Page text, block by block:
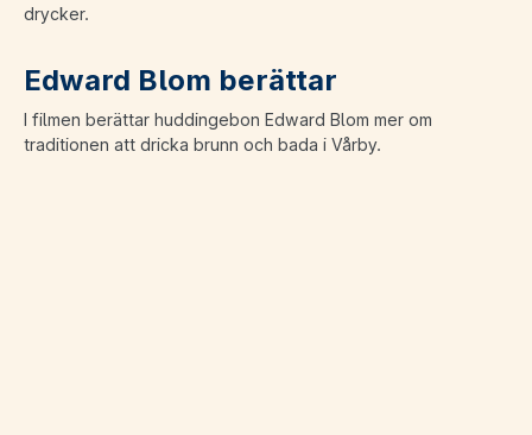
drycker.
Edward Blom berättar
I filmen berättar huddingebon Edward Blom mer om
traditionen att dricka brunn och bada i Vårby.